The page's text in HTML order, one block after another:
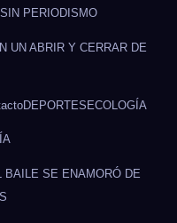
PERIODISMO
UN ABRIR Y CERRAR DE
DEPORTESECOLOGÍA
BAILE SE ENAMORÓ DE